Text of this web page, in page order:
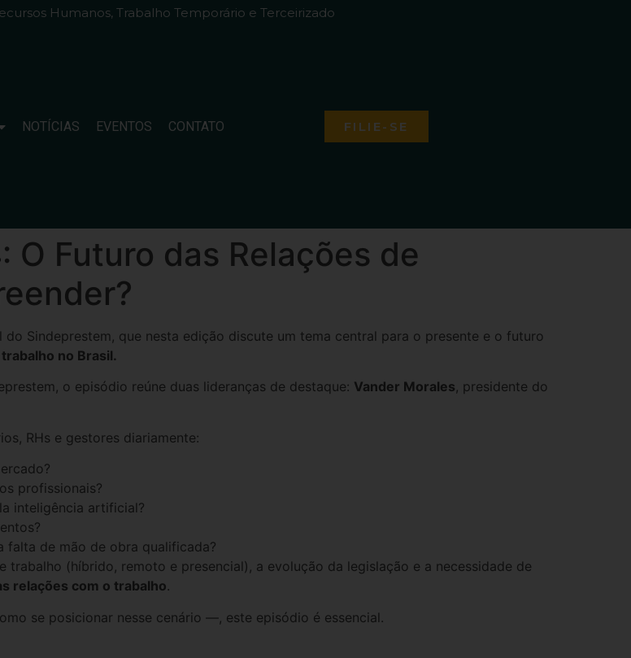
Humanos, Trabalho Temporário e Terceirizado
NOTÍCIAS EVENTOS CONTATO FILIE-SE
Futuro das Relações de
Sindeprestem, que nesta edição discute um tema central para o presente e o futuro
no Brasil.
o episódio reúne duas lideranças de destaque: Vander Morales, presidente do
RHs e gestores diariamente:
profissionais?
inteligência artificial?
falta de mão de obra qualificada?
(híbrido, remoto e presencial), a evolução da legislação e a necessidade de
relações com o trabalho.
se posicionar nesse cenário —, este episódio é essencial.